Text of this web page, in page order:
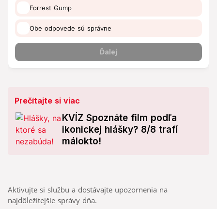
Prečítajte si viac
KVÍZ Spoznáte film podľa
ikonickej hlášky? 8/8 trafí
málokto!
Aktivujte si službu a dostávajte upozornenia na
najdôležitejšie správy dňa.